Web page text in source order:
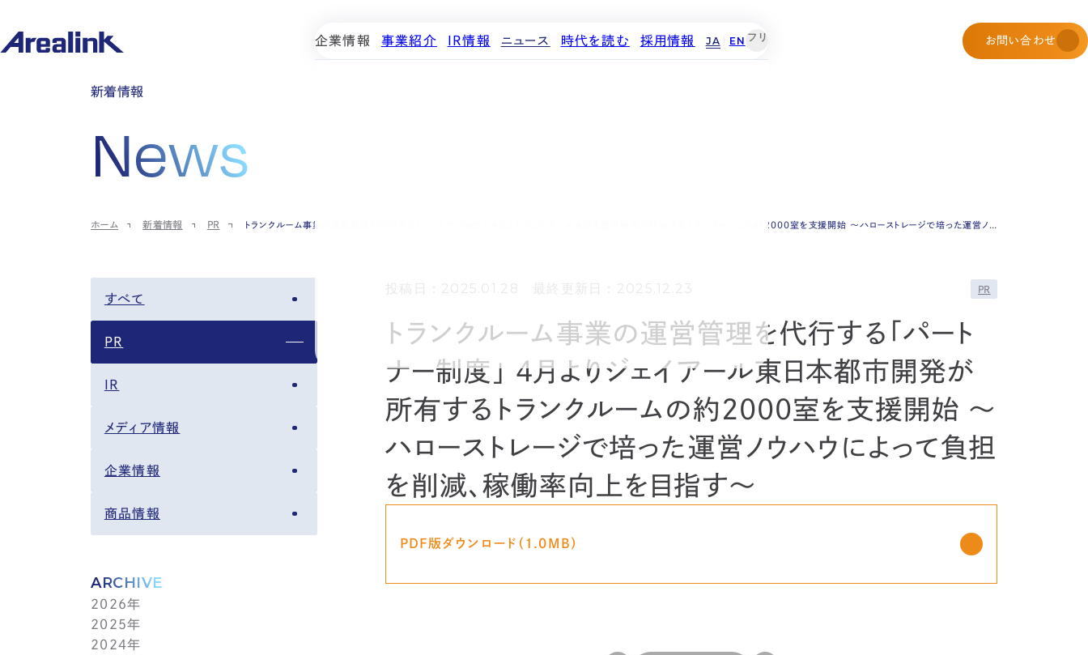
企業情報 事業紹介 IR情報
よくある質問・用語集
免責事項
ニュース 時代を読む 採用情報 JA EN お問い合わせ
新着情報
News
ホーム 新着情報 PR トランクルーム事業の運営管理を代行する「パートナー制度」 4月よりジェイアール東日本都市開発が所有するトランクルームの約2000室を支援開始 ～ハローストレージで培った運営ノウハウによって負担を削減、稼働率向上を目指す～
すべて
PR
IR
メディア情報
企業情報
商品情報
ARCHIVE
2026年
8月(4)
7月(14)
2025年
12月(6)
2024年
投稿日：2025.01.28 最終更新日：2025.12.23 PR
トランクルーム事業の運営管理を代行する「パート
ナー制度」 4月よりジェイアール東日本都市開発が
所有するトランクルームの約2000室を支援開始 ～
ハローストレージで培った運営ノウハウによって負担
を削減、稼働率向上を目指す～
PDF版ダウンロード（1.0MB）